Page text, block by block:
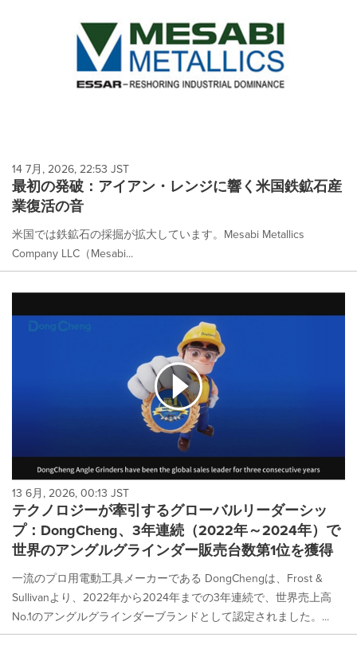
14 7月, 2026, 22:53 JST
最初の発破：アイアン・レンジに響く米国鉄鉱石産
業復活の音
米国では鉄鉱石の採掘が拡大しています。Mesabi Metallics
Company LLC（Mesabi...
13 6月, 2026, 00:13 JST
テクノロジーが牽引するグローバルリーダーシッ
プ：DongCheng、3年連続（2022年～2024年）で
世界のアングルグラインダー販売台数第1位を獲得
一流のプロ用電動工具メーカーである DongChengは、Frost &
Sullivanより、2022年から2024年までの3年連続で、世界売上高
No.1のアングルグラインダーブランドとして認定されました。...